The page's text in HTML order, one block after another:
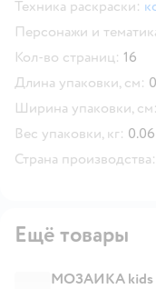
Техника раскраски:
Персонажи и
Кол-во страниц: 16
Длина упаковки, см:
Ширина упаковки, см:
Вес упаковки, кг: 0.06
Страна производства:
Ещё товары
МОЗАИКА kids